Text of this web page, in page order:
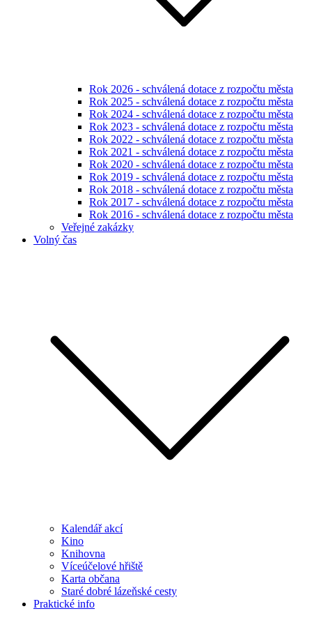
Rok 2026 - schválená dotace z rozpočtu města
Rok 2025 - schválená dotace z rozpočtu města
Rok 2024 - schválená dotace z rozpočtu města
Rok 2023 - schválená dotace z rozpočtu města
Rok 2022 - schválená dotace z rozpočtu města
Rok 2021 - schválená dotace z rozpočtu města
Rok 2020 - schválená dotace z rozpočtu města
Rok 2019 - schválená dotace z rozpočtu města
Rok 2018 - schválená dotace z rozpočtu města
Rok 2017 - schválená dotace z rozpočtu města
Rok 2016 - schválená dotace z rozpočtu města
Veřejné zakázky
Volný čas
Kalendář akcí
Kino
Knihovna
Víceúčelové hřiště
Karta občana
Staré dobré lázeňské cesty
Praktické info